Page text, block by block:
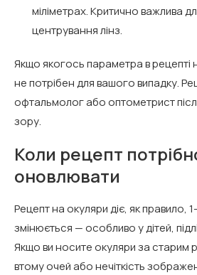
міліметрах. Критично важлива
центрування лінз.
Якщо якогось параметра в рецепті
не потрібен для вашого випадку.
офтальмолог або оптометрист
зору.
Коли рецепт
оновлювати
Рецепт на окуляри діє, як правило,
змінюється — особливо у дітей,
Якщо ви носите окуляри за старим
втому очей або нечіткість